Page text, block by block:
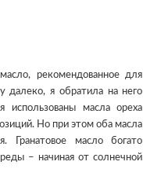
рекомендованное для
далеко, я обратила на него
использованы масла ореха
Но при этом оба масла
Гранатовое масло богато
– начиная от солнечной